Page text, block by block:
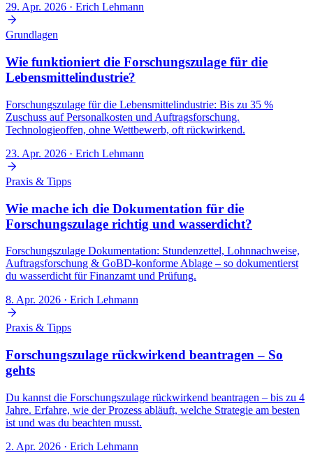
Ihr wollt wissen, wie viel Forschungszulage für euch drin ist? In
wir uns euer Projekt an und sagen euch ehrlich, was möglich ist.
Was ihr jetzt tun solltet
29. Apr. 2026 · Erich Lehmann
Grundlagen
Wie funktioniert die Forschungszulage für die
Lebensmittelindustrie?
Forschungszulage für die Lebensmittelindustrie: Bis zu 35 %
Zuschuss auf Personalkosten und Auftragsforschung.
Technologieoffen, ohne Wettbewerb, oft rückwirkend.
23. Apr. 2026 · Erich Lehmann
Praxis & Tipps
Wie mache ich die Dokumentation für die
Forschungszulage richtig und wasserdicht?
Forschungszulage Dokumentation: Stundenzettel, Lohnnachweise,
Auftragsforschung & GoBD-konforme Ablage – so dokumentierst
du wasserdicht für Finanzamt und Prüfung.
8. Apr. 2026 · Erich Lehmann
Praxis & Tipps
Forschungszulage rückwirkend beantragen – So
gehts
Du kannst die Forschungszulage rückwirkend beantragen – bis zu 4
Jahre. Erfahre, wie der Prozess abläuft, welche Strategie am besten
ist und was du beachten musst.
2. Apr. 2026 · Erich Lehmann